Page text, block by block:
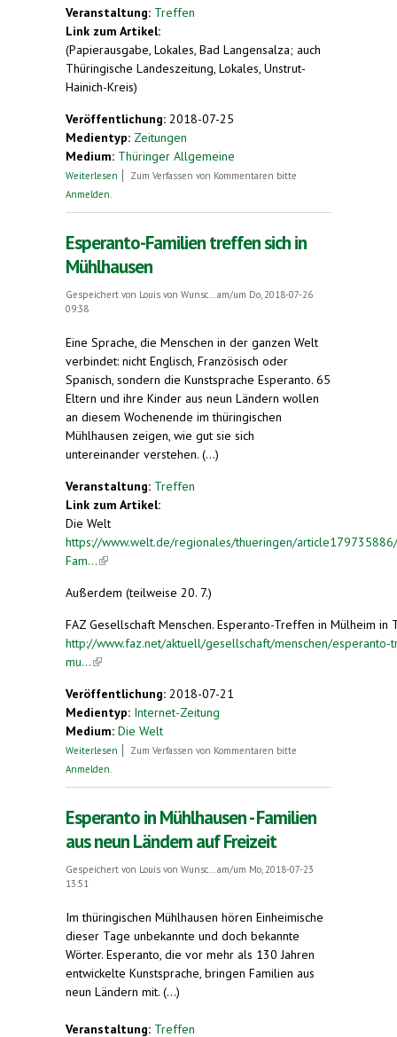
Veranstaltung: Treffen
Link zum Artikel:
(Papierausgabe, Lokales, Bad Langensalza; auch
Thüringische Landeszeitung, Lokales, Unstrut-
Hainich-Kreis)
Veröffentlichung: 2018-07-25
Medientyp: Zeitungen
Medium: Thüringer Allgemeine
Weiterlesen über Die Esperanto-Familien schwärmen von
Zum Verfassen von Kommentaren bitte
Anmelden
Esperanto-Familien treffen sich in
Mühlhausen
Gespeichert von Louis von Wunsc...
am/um Do, 2018-07-26
09:38
Eine Sprache, die Menschen in der ganzen Welt
verbindet: nicht Englisch, Französisch oder
Spanisch, sondern die Kunstsprache Esperanto. 65
Eltern und ihre Kinder aus neun Ländern wollen
an diesem Wochenende im thüringischen
Mühlhausen zeigen, wie gut sie sich
untereinander verstehen. (...)
Veranstaltung: Treffen
Link zum Artikel:
Die Welt
https://www.welt.de/regionales/thueringen/
Fam...(link is external)
Außerdem (teilweise 20. 7.)
FAZ Gesellschaft Menschen. Esperanto-Treffen in Mülheim in
http://www.faz.net/aktuell/gesellschaft/menschen/esperanto-
mu...(link is external)
Veröffentlichung: 2018-07-21
Medientyp: Internet-Zeitung
Medium: Die Welt
Weiterlesen über Esperanto-Familien treffen sich in
Zum Verfassen von Kommentaren bitte
Anmelden
Esperanto in Mühlhausen - Familien
aus neun Ländern auf Freizeit
Gespeichert von Louis von Wunsc...
am/um Mo, 2018-07-23
13:51
Im thüringischen Mühlhausen hören Einheimische
dieser Tage unbekannte und doch bekannte
Wörter. Esperanto, die vor mehr als 130 Jahren
entwickelte Kunstsprache, bringen Familien aus
neun Ländern mit. (...)
Veranstaltung: Treffen